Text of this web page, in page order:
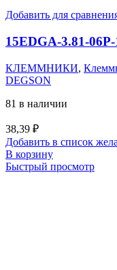
Добавить для
15EDGA-3.81-
КЛЕММНИКИ,
DEGSON
81 в наличии
38,39 ₽
Добавить в список
В корзину
Быстрый просмотр